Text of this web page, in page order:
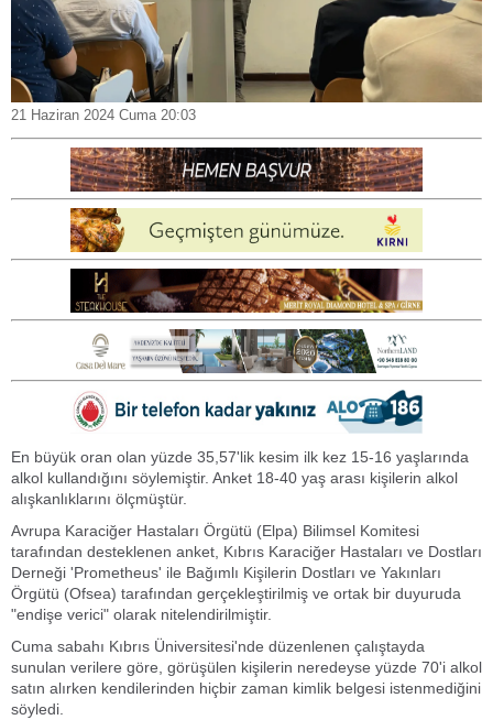
21 Haziran 2024 Cuma 20:03
En büyük oran olan yüzde 35,57'lik kesim ilk kez 15-16 yaşlarında
alkol kullandığını söylemiştir. Anket 18-40 yaş arası kişilerin alkol
alışkanlıklarını ölçmüştür.
Avrupa Karaciğer Hastaları Örgütü (Elpa) Bilimsel Komitesi
tarafından desteklenen anket, Kıbrıs Karaciğer Hastaları ve Dostları
Derneği 'Prometheus' ile Bağımlı Kişilerin Dostları ve Yakınları
Örgütü (Ofsea) tarafından gerçekleştirilmiş ve ortak bir duyuruda
"endişe verici" olarak nitelendirilmiştir.
Cuma sabahı Kıbrıs Üniversitesi'nde düzenlenen çalıştayda
sunulan verilere göre, görüşülen kişilerin neredeyse yüzde 70'i alkol
satın alırken kendilerinden hiçbir zaman kimlik belgesi istenmediğini
söyledi.